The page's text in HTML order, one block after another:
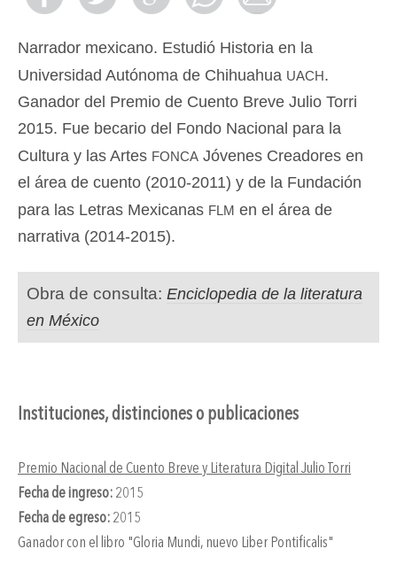
Narrador mexicano. Estudió Historia en la
Universidad Autónoma de Chihuahua uach.
Ganador del Premio de Cuento Breve Julio Torri
2015. Fue becario del Fondo Nacional para la
Cultura y las Artes fonca Jóvenes Creadores en
el área de cuento (2010-2011) y de la Fundación
para las Letras Mexicanas flm en el área de
narrativa (2014-2015).
Obra de consulta: Enciclopedia de la literatura
en México
Instituciones, distinciones o publicaciones
Premio Nacional de Cuento Breve y Literatura Digital Julio Torri
Fecha de ingreso: 2015
Fecha de egreso: 2015
Ganador con el libro "Gloria Mundi, nuevo Liber Pontificalis"